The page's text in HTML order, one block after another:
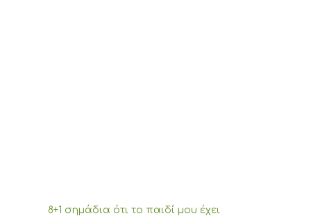
8+1 σημάδια ότι το παιδί μου έχει